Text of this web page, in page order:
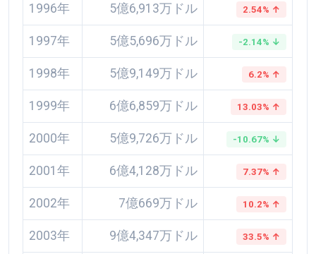
1996年 5億6,913万ドル 2.54% ↑
1997年 5億5,696万ドル -2.14% ↓
1998年 5億9,149万ドル 6.2% ↑
1999年 6億6,859万ドル 13.03% ↑
2000年 5億9,726万ドル -10.67% ↓
2001年 6億4,128万ドル 7.37% ↑
2002年 7億669万ドル 10.2% ↑
2003年 9億4,347万ドル 33.5% ↑